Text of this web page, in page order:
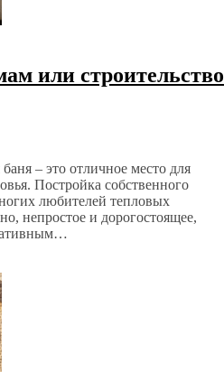
или строительство
– это отличное место для
Постройка собственного
любителей тепловых
непростое и дорогостоящее,